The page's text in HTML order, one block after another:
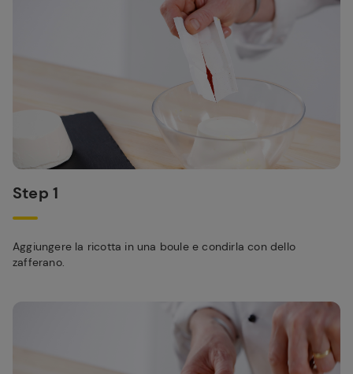
Step 1
Aggiungere la ricotta in una boule e condirla con dello
zafferano.